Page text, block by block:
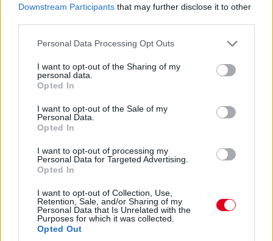
Downstream Participants that may further disclose it to other
Please note that this website/app uses one or more Google
not limited to your visit or usage behaviour. You may click to
grant or deny consent to Google and its third-party tags to
use your data for below specified purposes in below Google
consent section.
Personal Data Processing Opt Outs
I want to opt-out of the Sharing of my
personal data.
Opted In
I want to opt-out of the Sale of my
Personal Data.
Opted In
I want to opt-out of processing my
Personal Data for Targeted Advertising.
Opted In
I want to opt-out of Collection, Use,
Retention, Sale, and/or Sharing of my
Personal Data that Is Unrelated with the
Purposes for which it was collected.
Opted Out
14:37
Előrébb ugrik Leclerc is. Mindössze kilenc ezreddel kerül a
Alonso is egy friss próbálkozással.
hátrányban, viszont kemény keveréken jött be a második
helyre, a közepeseken Norris és Sargeant követi a harmadik-
negyedik helyen.
idővel került az első helyre a lágy abroncsokon. Nem volt
tökéletes kör és az idő is lesz még jobb a folytatásban.